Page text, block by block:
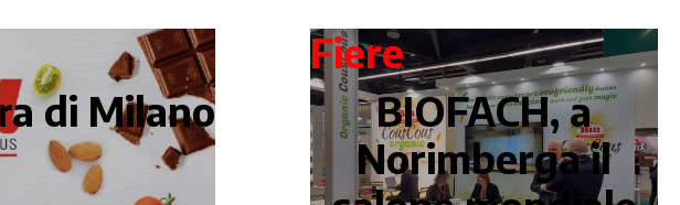
di Milano
Fiere
BIOFACH, a
Norimberga il